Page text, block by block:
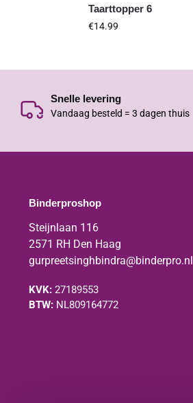
Taarttopper 6
€14.99
Snelle levering
Vandaag besteld = 3 dagen thuis
Binderproshop
Steijnlaan 116
2571 RH Den Haag
gurpreetsinghbindra@binderpro.nl
KVK:27189553
BTW:NL809164772